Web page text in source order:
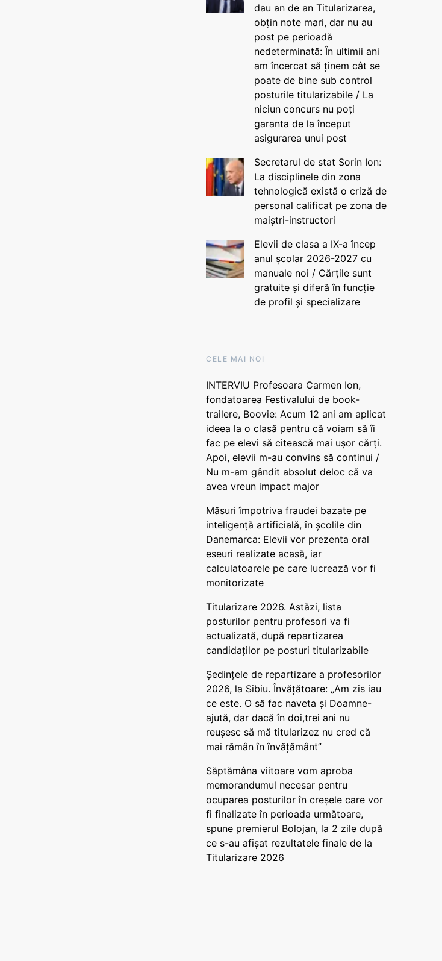
dau an de an Titularizarea,
obțin note mari, dar nu au
post pe perioadă
nedeterminată: În ultimii ani
am încercat să ținem cât se
poate de bine sub control
posturile titularizabile / La
niciun concurs nu poți
garanta de la început
asigurarea unui post
Secretarul de stat Sorin Ion:
La disciplinele din zona
tehnologică există o criză de
personal calificat pe zona de
maiștri-instructori
Elevii de clasa a IX-a încep
anul școlar 2026-2027 cu
manuale noi / Cărțile sunt
gratuite și diferă în funcție
de profil și specializare
CELE MAI NOI
INTERVIU Profesoara Carmen Ion,
fondatoarea Festivalului de book-
trailere, Boovie: Acum 12 ani am aplicat
ideea la o clasă pentru că voiam să îi
fac pe elevi să citească mai ușor cărți.
Apoi, elevii m-au convins să continui /
Nu m-am gândit absolut deloc că va
avea vreun impact major
Măsuri împotriva fraudei bazate pe
inteligență artificială, în școlile din
Danemarca: Elevii vor prezenta oral
eseuri realizate acasă, iar
calculatoarele pe care lucrează vor fi
monitorizate
Titularizare 2026. Astăzi, lista
posturilor pentru profesori va fi
actualizată, după repartizarea
candidaților pe posturi titularizabile
Ședințele de repartizare a profesorilor
2026, la Sibiu. Învățătoare: „Am zis iau
ce este. O să fac naveta și Doamne-
ajută, dar dacă în doi,trei ani nu
reușesc să mă titularizez nu cred că
mai rămân în învățământ”
Săptămâna viitoare vom aproba
memorandumul necesar pentru
ocuparea posturilor în creșele care vor
fi finalizate în perioada următoare,
spune premierul Bolojan, la 2 zile după
ce s-au afișat rezultatele finale de la
Titularizare 2026